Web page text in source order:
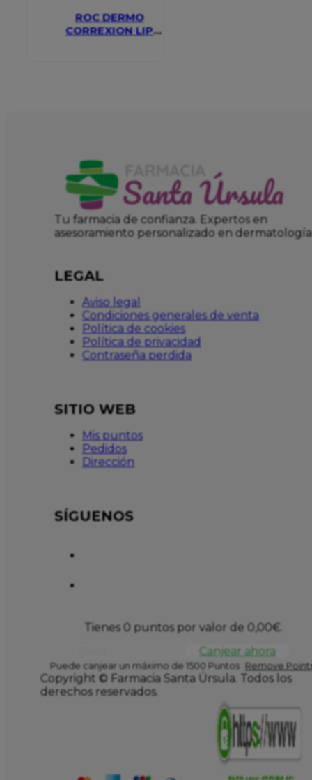
ROC DERMO
CORREXION LIP
Tu farmacia de confianza. Expertos en
asesoramiento personalizado en dermatología
LEGAL
Aviso legal
Condiciones generales de venta
Política de cookies
Política de privacidad
Contraseña perdida
SITIO WEB
Mis puntos
Pedidos
Dirección
SÍGUENOS
Tienes 0 puntos por valor de 0,00€.
Canjear ahora
Puede canjear un máximo de 1500 Puntos Remove
Copyright © Farmacia Santa Úrsula. Todos los
derechos reservados.